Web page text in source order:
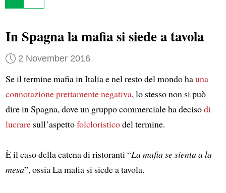
In Spagna la mafia si siede a tavola
2 November 2016
Se il termine mafia in Italia e nel resto del mondo hauna
connotazione prettamente negativa, lo stesso non si può
dire in Spagna, dove un gruppo commerciale ha decisodi
lucraresull’aspettofolcloristicodel termine.
È il caso della catena di ristoranti “La mafia se sienta a la
mesa”, ossia La mafia si siede a tavola.